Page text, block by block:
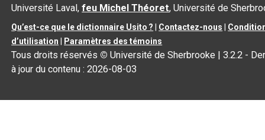
Université Laval,feu Michel Théoret, Université de
Qu’est-ce que le dictionnaire Usito ? Contactez-nous
d’utilisation
Paramètres des témoins
Tous droits réservés © Université de Sherbrooke |3.2.2 -
à jour du contenu :2026-08-03